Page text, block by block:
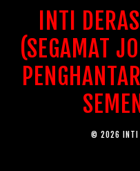
INTI
(SEGAMAT
© 2026 INTI